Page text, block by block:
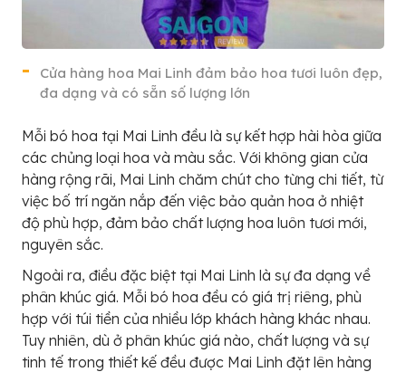
Cửa hàng hoa Mai Linh đảm bảo hoa tươi luôn đẹp,
đa dạng và có sẵn số lượng lớn
Mỗi bó hoa tại Mai Linh đều là sự kết hợp hài hòa giữa
các chủng loại hoa và màu sắc. Với không gian cửa
hàng rộng rãi, Mai Linh chăm chút cho từng chi tiết, từ
việc bố trí ngăn nắp đến việc bảo quản hoa ở nhiệt
độ phù hợp, đảm bảo chất lượng hoa luôn tươi mới,
nguyên sắc.
Ngoài ra, điều đặc biệt tại Mai Linh là sự đa dạng về
phân khúc giá. Mỗi bó hoa đều có giá trị riêng, phù
hợp với túi tiền của nhiều lớp khách hàng khác nhau.
Tuy nhiên, dù ở phân khúc giá nào, chất lượng và sự
tinh tế trong thiết kế đều được Mai Linh đặt lên hàng